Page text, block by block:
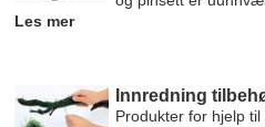
Les mer
Innredning
Produkter for hjelp